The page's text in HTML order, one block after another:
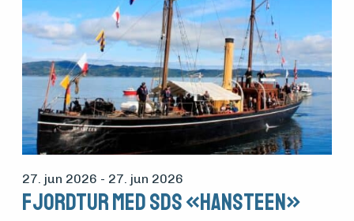
27. jun 2026 - 27. jun 2026
Fjordtur med SDS «Hansteen»